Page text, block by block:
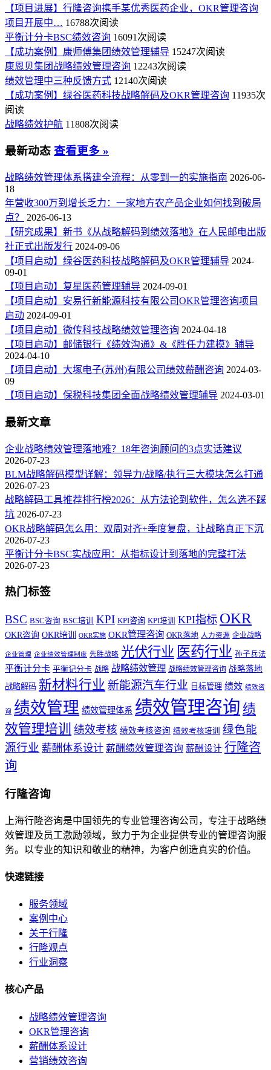
【项目进展】行隆咨询携手某优秀医药企业，OKR管理咨询
项目开展中… 16788次阅读
平衡计分卡BSC绩效咨询 16091次阅读
【成功案例】康师傅集团绩效管理辅导 15247次阅读
康恩贝集团战略绩效管理咨询 12243次阅读
绩效管理中三种反馈方式 12140次阅读
【成功案例】绿谷医药科技战略解码及OKR管理咨询 11935次
阅读
战略绩效护航 11808次阅读
最新动态 查看更多 »
战略绩效管理体系搭建全流程：从零到一的实施指南 2026-06-
18
年营收300万到增长乏力：一家地方农产品企业如何找到破局
点？
2026-06-13
【研究成果】新书《从战略解码到绩效落地》在人民邮电出版
社正式出版发行 2024-09-06
【项目启动】绿谷医药科技战略解码及OKR管理辅导 2024-
09-01
【项目启动】复星医药管理辅导 2024-09-01
【项目启动】安易行新能源科技有限公司OKR管理咨询项目
启动 2024-09-01
【项目启动】微传科技战略绩效管理咨询 2024-04-18
【项目启动】邮储银行《绩效沟通》&《胜任力建模》辅导
2024-04-10
【项目启动】大塚电子(苏州)有限公司绩效薪酬咨询 2024-03-
09
【项目启动】保税科技集团全面战略绩效管理辅导 2024-03-01
最新文章
企业战略绩效管理落地难？18年咨询顾问的3点实话建议
2026-07-23
BLM战略解码模型详解：领导力/战略/执行三大模块怎么打通
2026-07-23
战略解码工具推荐排行榜2026：从方法论到软件，怎么选不踩
坑 2026-07-23
OKR战略解码怎么用：双周对齐+季度复盘，让战略真正下沉
2026-07-23
平衡计分卡BSC实战应用：从指标设计到落地的完整打法
2026-07-23
热门标签
BSC BSC咨询 BSC培训 KPI KPI咨询 KPI培训 KPI指标 OKR
OKR咨询 OKR培训 OKR实施 OKR管理咨询 OKR落地 人力资源 企业战略
企业管理 企业绩效管理制度 先胜战略 光伏行业 医药行业 孙子兵法
平衡计分卡 平衡记分卡 战略 战略绩效管理 战略绩效管理咨询 战略落地
战略解码 新材料行业 新能源汽车行业 目标管理 绩效 绩效咨
询 绩效管理 绩效管理体系 绩效管理咨询 绩
效管理培训 绩效考核 绩效考核咨询 绩效考核培训
绿色能
源行业 薪酬体系设计 薪酬绩效管理咨询 薪酬设计 行隆咨
询
行隆咨询
上海行隆咨询是中国领先的专业管理咨询公司，专注于战略绩
效管理及员工激励领域，致力于为企业提供专业的管理咨询服
务。以专业的知识和敬业的精神，为客户创造真实的价值。
快速链接
服务领域
案例中心
关于行隆
行隆观点
行业洞察
核心产品
战略绩效管理咨询
OKR管理咨询
薪酬体系设计
营销绩效咨询